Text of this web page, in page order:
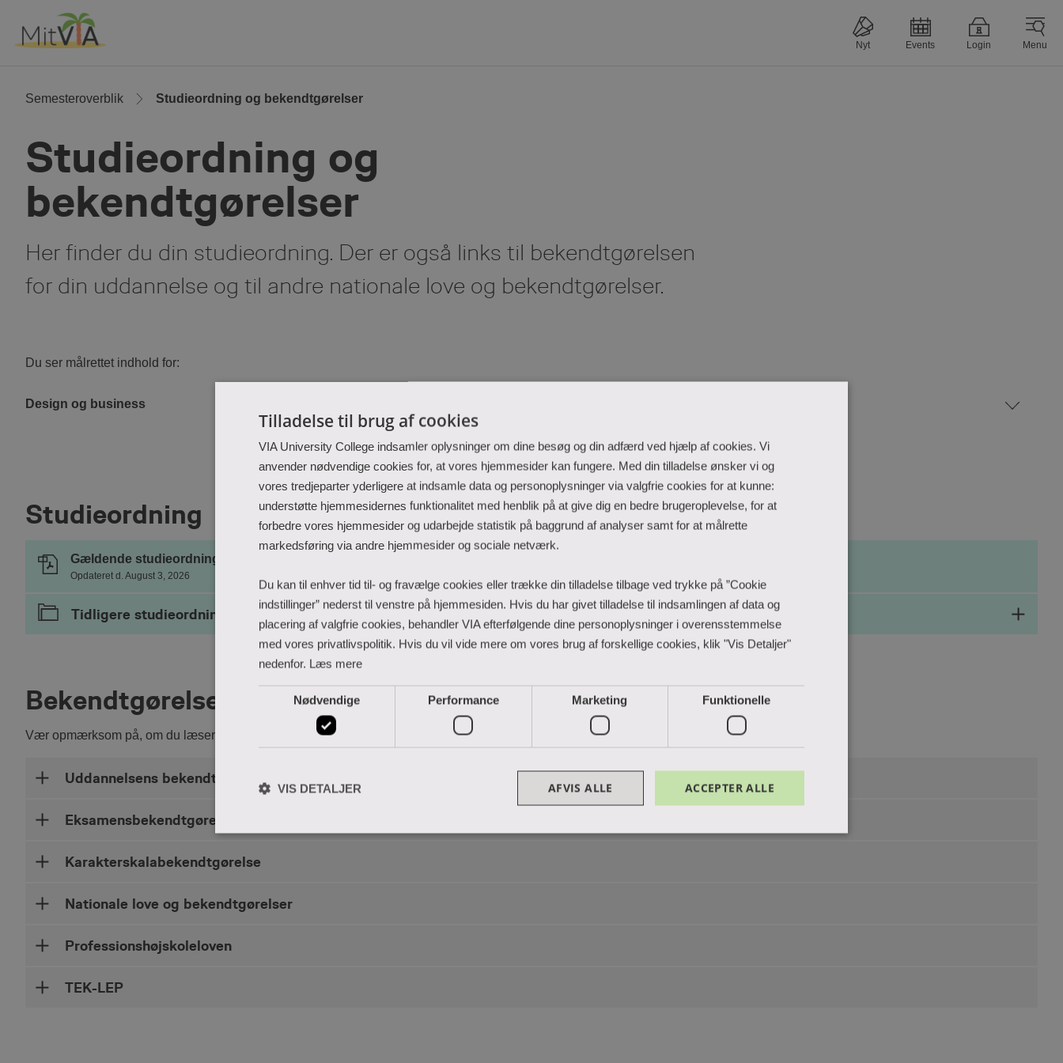
Content
Nyt Events Login Menu
Semesteroverblik Studieordning og bekendtgørelser
Studieordning og
bekendtgørelser
Her finder du din studieordning. Der er også links til bekendtgørelsen
for din uddannelse og til andre nationale love og bekendtgørelser.
Du ser målrettet indhold for:
Design og business
Studieordning
Gældende studieordning
Opdateret d. August 3, 2026
Tidligere studieordninger
Bekendtgørelser og love
Vær opmærksom på, om du læser i den gældende lov eller bekendtgørelse.
Uddannelsens bekendtgørelse
Eksamensbekendtgørelse
Karakterskalabekendtgørelse
Nationale love og bekendtgørelser
Professionshøjskoleloven
TEK-LEP
Tilladelse til brug af cookies
VIA University College indsamler oplysninger om dine besøg og din adfærd ved hjælp af cookies. Vi
anvender nødvendige cookies for, at vores hjemmesider kan fungere. Med din tilladelse ønsker vi og
vores tredjeparter yderligere at indsamle data og personoplysninger via valgfrie cookies for at kunne:
understøtte hjemmesidernes funktionalitet med henblik på at give dig en bedre brugeroplevelse, for at
forbedre vores hjemmesider og udarbejde statistik på baggrund af analyser samt for at målrette
markedsføring via andre hjemmesider og sociale netværk.
Du kan til enhver tid til- og fravælge cookies eller trække din tilladelse tilbage ved trykke på ”Cookie
indstillinger” nederst til venstre på hjemmesiden. Hvis du har givet tilladelse til indsamlingen af data og
placering af valgfrie cookies, behandler VIA efterfølgende dine personoplysninger i overensstemmelse
med vores privatlivspolitik. Hvis du vil vide mere om vores brug af forskellige cookies, klik "Vis Detaljer"
nedenfor. Læs mere
Nødvendige Performance Marketing Funktionelle
ACCEPTER ALLE
AFVIS ALLE
VIS DETALJER